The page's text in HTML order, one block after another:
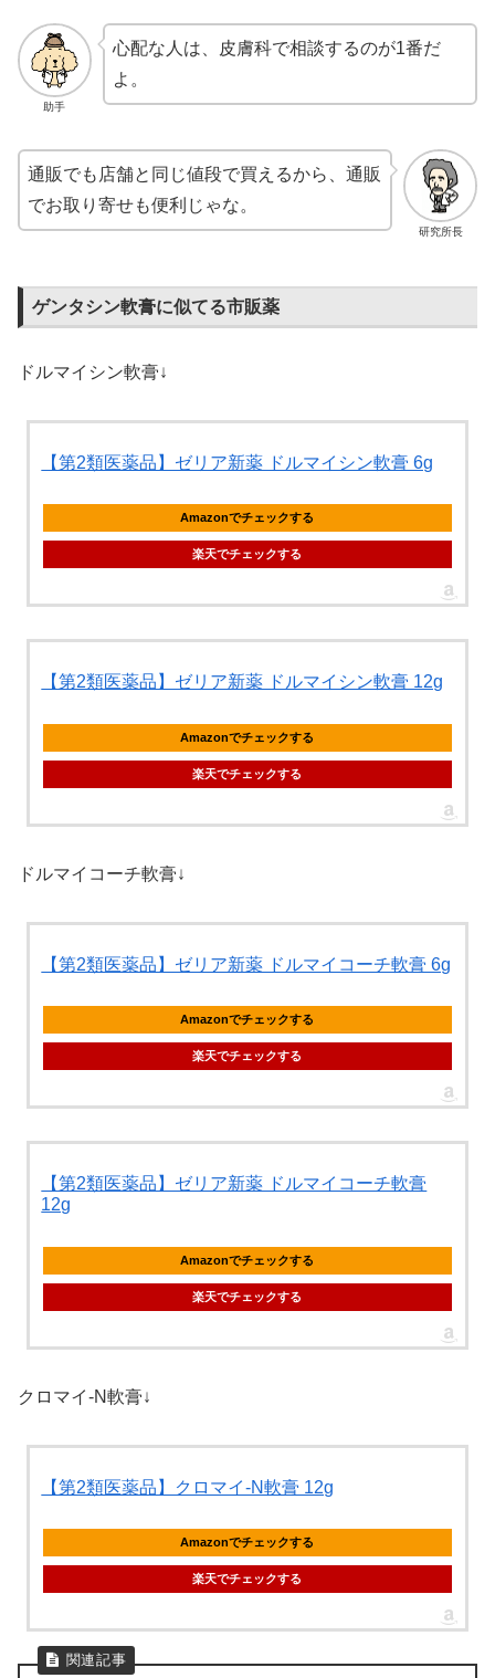
助手
心配な人は、皮膚科で相談するのが1番だ
よ。
研究所長
通販でも店舗と同じ値段で買えるから、通販
でお取り寄せも便利じゃな。
ゲンタシン軟膏に似てる市販薬
ドルマイシン軟膏↓
【第2類医薬品】ゼリア新薬 ドルマイシン軟膏 6g
Amazonでチェックする
楽天でチェックする
【第2類医薬品】ゼリア新薬 ドルマイシン軟膏 12g
Amazonでチェックする
楽天でチェックする
ドルマイコーチ軟膏↓
【第2類医薬品】ゼリア新薬 ドルマイコーチ軟膏 6g
Amazonでチェックする
楽天でチェックする
【第2類医薬品】ゼリア新薬 ドルマイコーチ軟膏
12g
Amazonでチェックする
楽天でチェックする
クロマイ-N軟膏↓
【第2類医薬品】クロマイ-N軟膏 12g
Amazonでチェックする
楽天でチェックする